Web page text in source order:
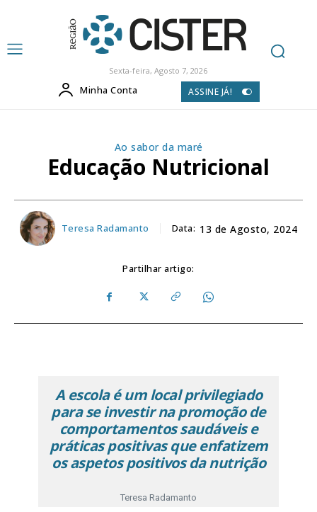
Sexta-feira, Agosto 7, 2026
Minha Conta ASSINE JÁ!
Ao sabor da maré
Educação Nutricional
Teresa Radamanto Data: 13 de Agosto, 2024
Partilhar artigo:
A escola é um local privilegiado
para se investir na promoção de
comportamentos saudáveis e
práticas positivas que enfatizem
os aspetos positivos da nutrição
Teresa Radamanto